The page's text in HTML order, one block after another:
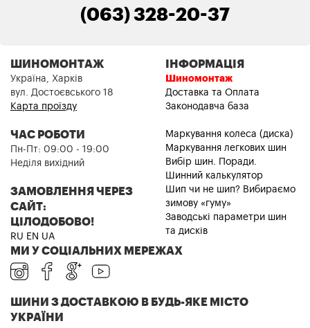
(063) 328-20-37
ШИНОМОНТАЖ
Україна, Харків
вул. Достоєвського 18
Карта проїзду
ЧАС РОБОТИ
Пн-Пт: 09:00 - 19:00
Неділя вихідний
ЗАМОВЛЕННЯ ЧЕРЕЗ
САЙТ:
ЦІЛОДОБОВО!
RU EN UA
ІНФОРМАЦІЯ
Шиномонтаж
Доставка та Оплата
Законодавча база
Маркування колеса (диска)
Маркування легкових шин
Вибір шин. Поради.
Шинний калькулятор
Шип чи не шип? Вибираємо
зимову «гуму»
Заводські параметри шин
та дисків
МИ У СОЦІАЛЬНИХ МЕРЕЖАХ
ШИНИ З ДОСТАВКОЮ В БУДЬ-ЯКЕ МІСТО
УКРАЇНИ